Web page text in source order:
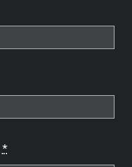
*